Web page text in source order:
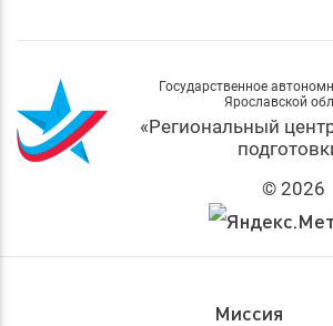
Государственное
Ярославской
«Региональный
© 2026
Миссия